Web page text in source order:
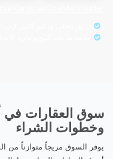
سوق العقارات في
وخطوات الشراء
يوفر السوق مزيجاً متوازناً من